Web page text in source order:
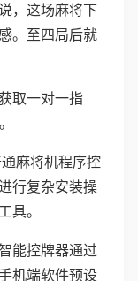
，这场麻将下
。至四局后就
取一对一指
麻将机程序控
行复杂安装操
具。
能控牌器通过
机端软件预设